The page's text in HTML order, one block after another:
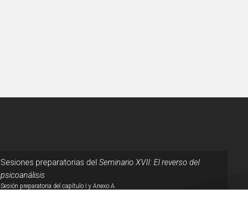
Sesiones preparatorias del Seminario XVII: El reverso del
psicoanálisis
Sesión preparatoria del capítulo I y Anexo A.